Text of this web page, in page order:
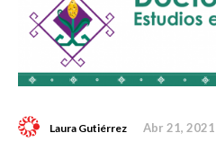
Laura Gutiérrez Abr 21, 2021